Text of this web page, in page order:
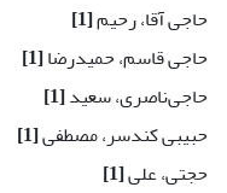
حاجی آقا، رحیم[1]
حاجی قاسم، حمیدرضا[1]
حاجی‌ناصری، سعید[1]
حبیبی کندسر، مصطفی[1]
حجتی، علی[1]